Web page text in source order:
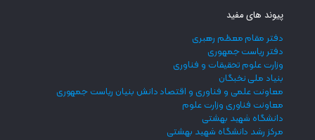
پیوند های مفید
دفتر مقام معظم رهبری
دفتر ریاست جمهوری
وزارت علوم تحقیقات و فناوری
بنیاد ملی نخبگان
معاونت علمی و فناوری و اقتصاد دانش بنیان ریاست جمهوری
معاونت فناوری وزارت علوم
دانشگاه شهید بهشتی
مرکز رشد دانشگاه شهید بهشتی